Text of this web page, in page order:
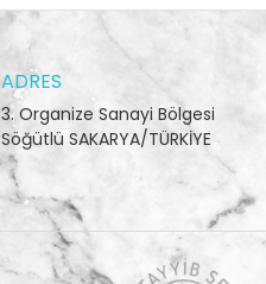
ADRES
3. Organize Sanayi Bölgesi
Söğütlü SAKARYA/TÜRKİYE